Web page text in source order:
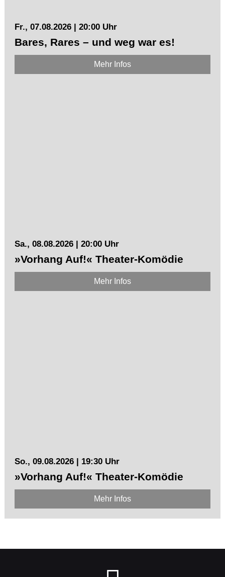
Fr., 07.08.2026 | 20:00 Uhr
Bares, Rares – und weg war es!
Mehr Infos
Sa., 08.08.2026 | 20:00 Uhr
»Vorhang Auf!« Theater-Komödie
Mehr Infos
So., 09.08.2026 | 19:30 Uhr
»Vorhang Auf!« Theater-Komödie
Mehr Infos